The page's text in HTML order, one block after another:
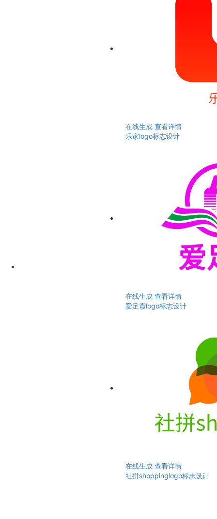
在线生成 查看详情
乐家logo标志设计
在线生成 查看详情
爱足霞logo标志设计
在线生成 查看详情
社拼shoppinglogo标志设计